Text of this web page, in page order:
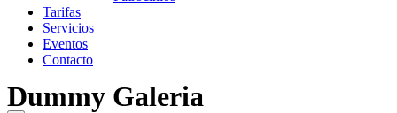
Tarifas
Servicios
Eventos
Contacto
Dummy Galeria